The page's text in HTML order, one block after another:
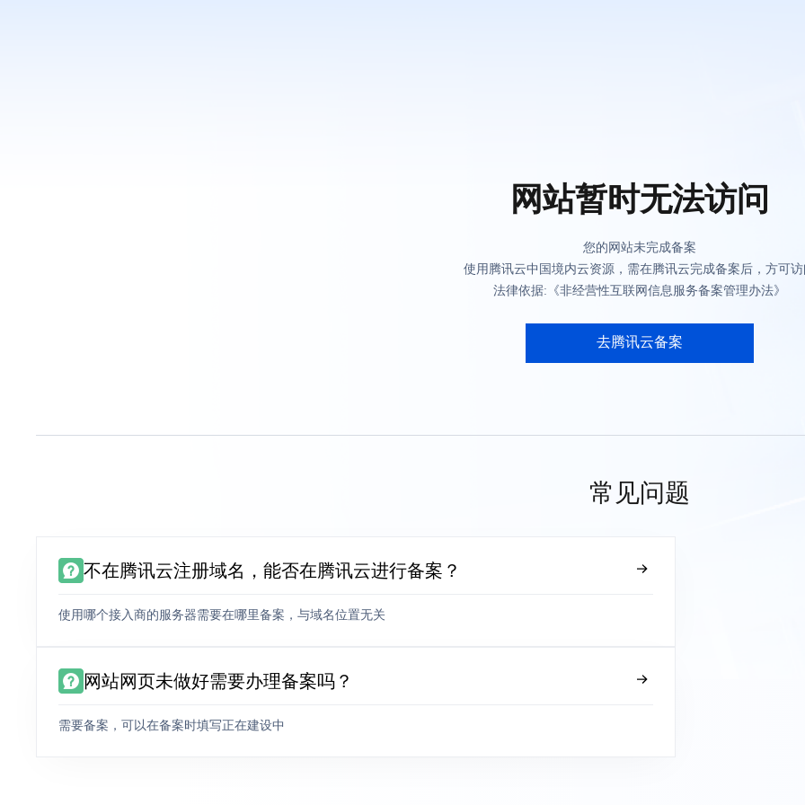
网站暂时无法访问
您的网站未完成备案
使用腾讯云中国境内云资源，需在腾讯云完成备案后，方可
法律依据:《非经营性互联网信息服务备案管理办法》
去腾讯云备案
常见问题
不在腾讯云注册域名，能否在腾讯云进行备案？
使用哪个接入商的服务器需要在哪里备案，与域名位置无关
网站网页未做好需要办理备案吗？
需要备案，可以在备案时填写正在建设中